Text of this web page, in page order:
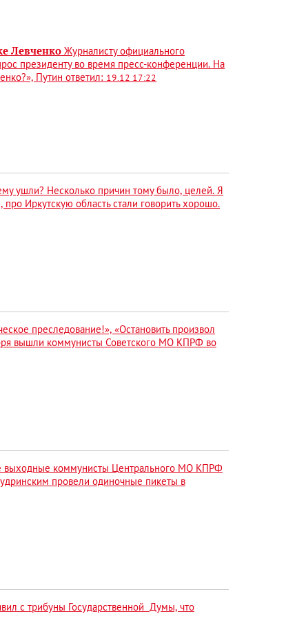
Левченко Журналисту официального
президенту во время пресс-конференции. На
Путин ответил: 19.12 17:22
ушли? Несколько причин тому было, целей. Я
Иркутскую область стали говорить хорошо.
преследование!», «Остановить произвол
вышли коммунисты Советского МО КПРФ во
выходные коммунисты Центрального МО КПРФ
провели одиночные пикеты в
с трибуны Государственной Думы, что